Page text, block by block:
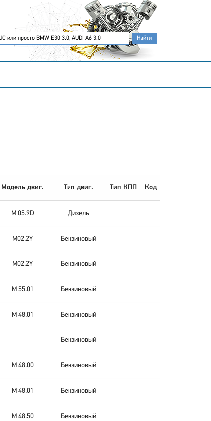
Модель двиг. Тип двиг. Тип КПП Код
M 05.9D Дизель
M02.2Y Бензиновый
M02.2Y Бензиновый
M 55.01 Бензиновый
M 48.01 Бензиновый
Бензиновый
M 48.00 Бензиновый
M 48.01 Бензиновый
M 48.50 Бензиновый